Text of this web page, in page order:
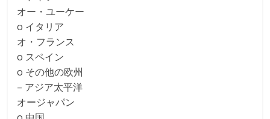
オー・ユーケー
o イタリア
オ・フランス
o スペイン
o その他の欧州
– アジア太平洋
オージャパン